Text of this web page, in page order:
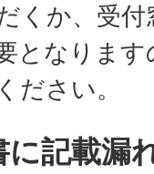
くか、受
となりま
ださい。
に記載漏